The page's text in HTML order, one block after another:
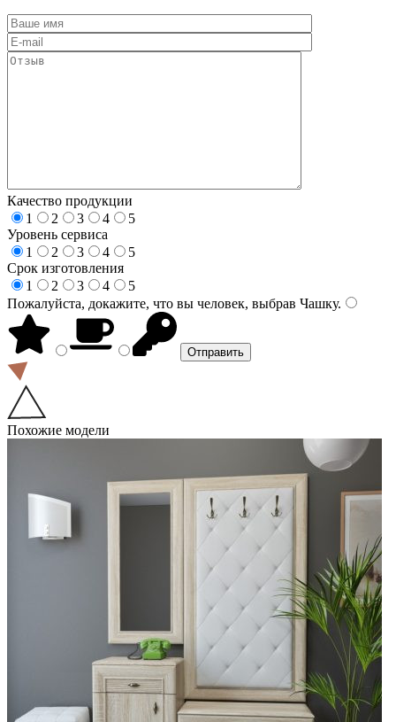
Качество продукции
1
2 3 4
5
Уровень сервиса
1
2 3 4
5
Срок изготовления
1
2 3 4
5
Пожалуйста, докажите, что вы человек, выбрав Чашку.
Похожие модели